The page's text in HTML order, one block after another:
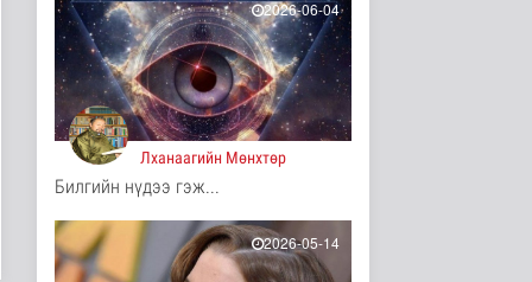
11 цаг 20 минутын өмнө
ЦАГ АГААР:
Улаанбаатарт шөнөдөө
17 хэм дулаан
Байгаль орчин
11 цаг 25 минутын өмнө
COP17-ын зочид,
250 орчим ж..
Нийгэм
13 цаг 46 минутын өмнө
2026-06-04
Лханаагийн Мөнхтөр
Билгийн нүдээ гэж...
2026-05-14